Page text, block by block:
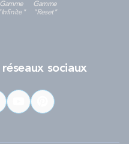
Gamme
"Infinite"
Gamme
"Reset"
réseaux sociaux